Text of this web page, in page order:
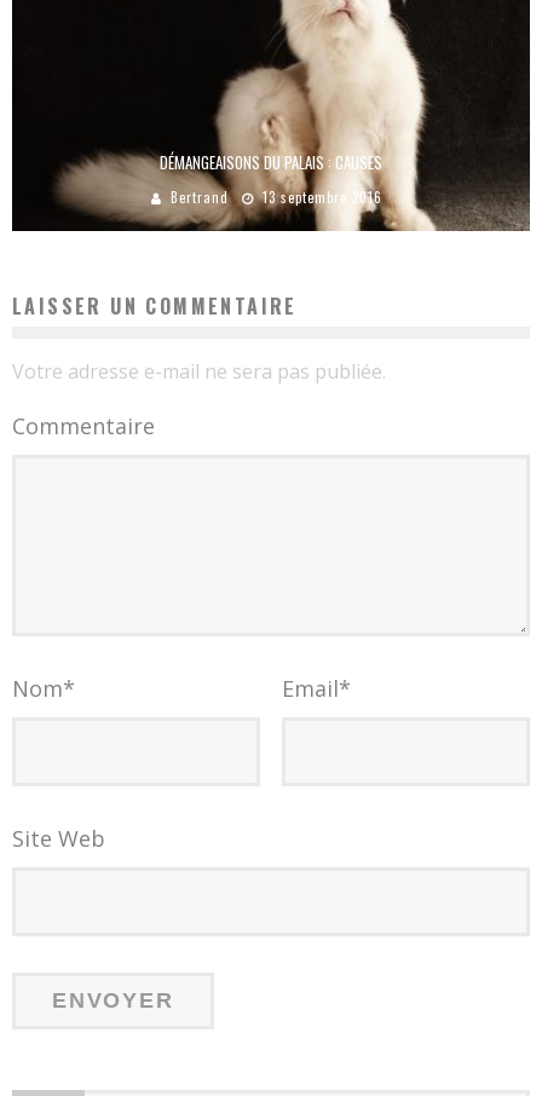
DÉMANGEAISONS DU PALAIS : CAUSES
Bertrand 13 septembre 2016
LAISSER UN COMMENTAIRE
Votre adresse e-mail ne sera pas publiée.
Commentaire
Nom* Email*
Site Web